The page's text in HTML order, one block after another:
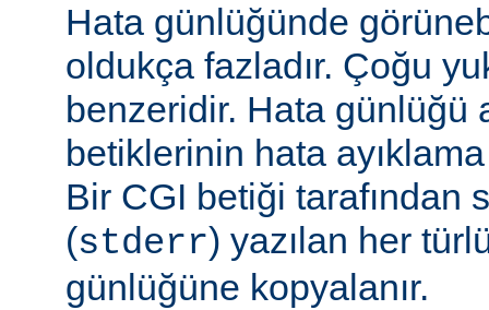
Hata günlüğünde
oldukça fazladır. Çoğu
benzeridir. Hata günlüğü
betiklerinin hata ayıklama
Bir CGI betiği tarafından
(stderr) yazılan her
günlüğüne kopyalanır.